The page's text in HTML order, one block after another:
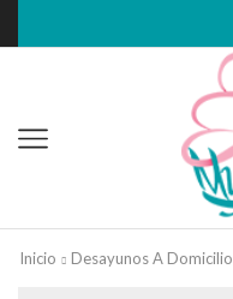
Inicio Desayunos A Domicilio